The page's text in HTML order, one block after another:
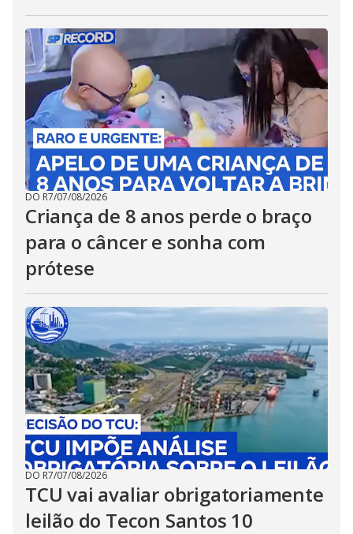
DO R7/07/08/2026
Criança de 8 anos perde o braço
para o câncer e sonha com
prótese
DO R7/07/08/2026
TCU vai avaliar obrigatoriamente
leilão do Tecon Santos 10